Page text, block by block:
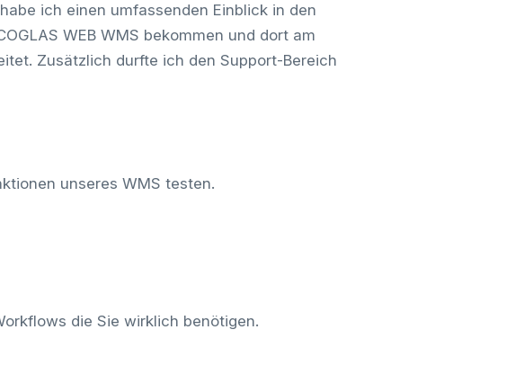
ich einen umfassenden Einblick in den
WEB WMS bekommen und dort am
Zusätzlich durfte ich den Support-Bereich
unseres WMS testen.
die Sie wirklich benötigen.